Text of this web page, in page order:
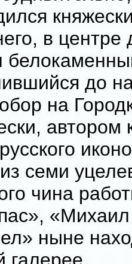
в центре
до
на
автором
семи
чина
ныне